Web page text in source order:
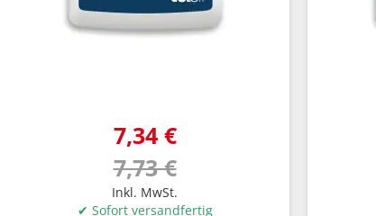
7,34 €
7,73 €
Inkl. MwSt.
✔ Sofort versandfertig